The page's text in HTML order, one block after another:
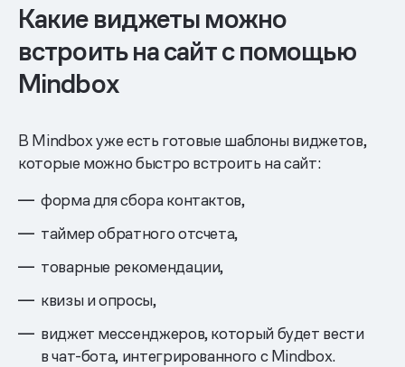
Какие виджеты можно
встроить на сайт с помощью
Mindbox
В Mindbox уже есть готовые шаблоны виджетов,
которые можно быстро встроить на сайт:
форма для сбора контактов,
таймер обратного отсчета,
товарные рекомендации,
квизы и опросы,
виджет мессенджеров, который будет вести
в чат-бота, интегрированного с Mindbox.